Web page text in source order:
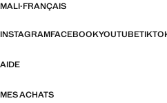
MALI·FRANÇAIS
INSTAGRAMFACEBOOKYOUTUBE
AIDE
MES ACHATS